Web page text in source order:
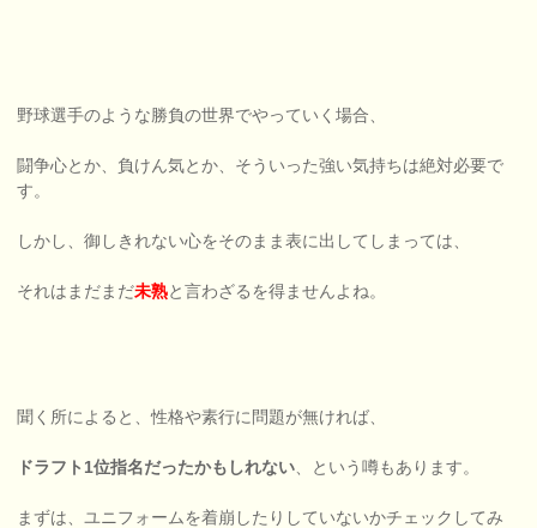
野球選手のような勝負の世界でやっていく場合、
闘争心とか、負けん気とか、そういった強い気持ちは絶対必要で
す。
しかし、御しきれない心をそのまま表に出してしまっては、
それはまだまだ未熟と言わざるを得ませんよね。
聞く所によると、性格や素行に問題が無ければ、
ドラフト1位指名だったかもしれない 、という噂もあります。
まずは、ユニフォームを着崩したりしていないかチェックしてみ